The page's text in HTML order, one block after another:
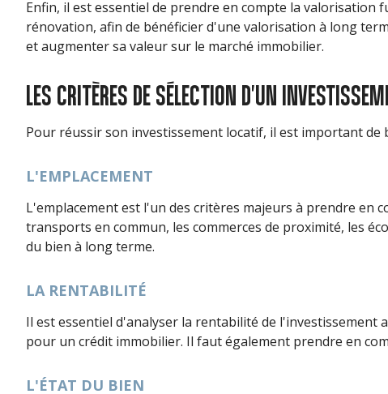
Enfin, il est essentiel de prendre en compte la valorisation
rénovation, afin de bénéficier d'une valorisation à long
et augmenter sa valeur sur le marché immobilier.
LES CRITÈRES DE SÉLECTION D'UN
Pour réussir son investissement locatif, il est important
L'EMPLACEMENT
L'emplacement est l'un des critères majeurs à prendre en
transports en commun, les commerces de proximité, les
du bien à long terme.
LA RENTABILITÉ
Il est essentiel d'analyser la rentabilité de
pour un crédit immobilier. Il faut également prendre en
L'ÉTAT DU BIEN